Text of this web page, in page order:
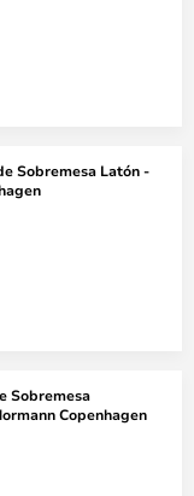
Sobremesa Latón -
Sobremesa
Copenhagen